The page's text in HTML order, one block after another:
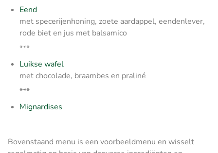
Eend
met specerijenhoning, zoete aardappel, eendenlever,
rode biet en jus met balsamico
***
Luikse wafel
met chocolade, braambes en praliné
***
Mignardises
Bovenstaand menu is een voorbeeldmenu en wisselt